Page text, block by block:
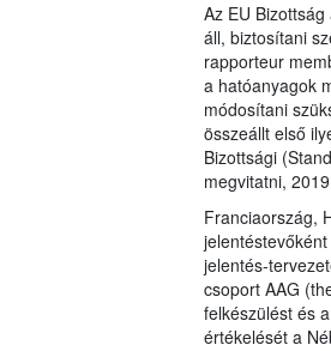
Az EU
áll, biztosítani
rapporteur
a hatóanyagok
módosítani
összeállt első
Bizottsági
megvitatni,
Franciaország,
jelentés-
csoport AAG
felkészülést és
értékelését a